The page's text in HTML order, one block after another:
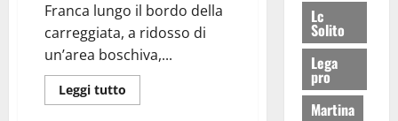
Franca lungo il bordo della
carreggiata, a ridosso di
un’area boschiva,...
Leggi tutto
Lc
Solito
Lega
pro
Martina